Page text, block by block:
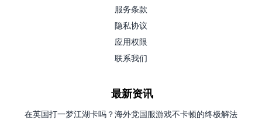
服务条款
隐私协议
应用权限
联系我们
最新资讯
在英国打一梦江湖卡吗？海外党国服游戏不卡顿的终极解法